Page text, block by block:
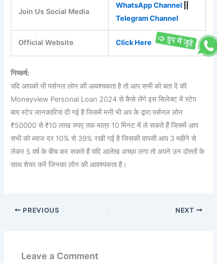
Join Us Social Media
WhatsApp Channel
Telegram Channel
Official Website Click Here
निष्कर्ष:
यदि आपको भी पर्सनल लोन की आवश्यकता है तो आप सभी को बता दें की
Moneyview Personal Loan 2024 से कैसे लेंगे इस सिलेक्ट में स्टेप
बाय स्टेप जानकारियां दी गई है जिसमें मनी भी अप के द्वारा पर्सनल लोन
₹50000 से ₹10 लाख रुपए तक मात्र 10 मिनट में ले सकते हैं जिसमें आप
सभी को ब्याज दर 10% से 39% रखी गई है जिसकी वापसी आप 3 महीने से
लेकर 5 वर्ष के बीच कर सकते हैं यदि आलेख अच्छा लगा तो अपने उन दोस्तों के
साथ शेयर करें जिनका लोन की आवश्यकता है।
PREVIOUS NEXT
Leave a Comment